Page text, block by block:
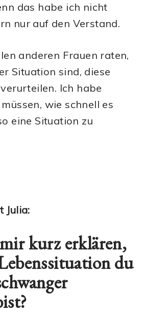
das habe ich nicht
nur auf den Verstand.
anderen Frauen raten,
Situation sind, diese
Ich habe
wie schnell es
eine Situation zu
Julia:
kurz erklären,
du